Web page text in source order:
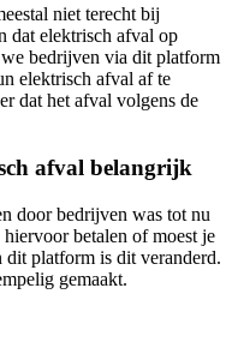
niet terecht bij
dat elektrisch afval op
bedrijven via dit platform
elektrisch afval af te
dat het afval volgens de
afval belangrijk
door bedrijven was tot nu
betalen of moest je
platform is dit veranderd.
gemaakt.